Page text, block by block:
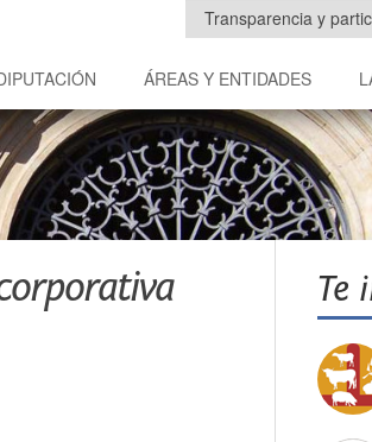
Transparencia y
ÁREAS Y ENTIDADES
Te